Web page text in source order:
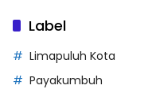
Label
Limapuluh Kota
Payakumbuh